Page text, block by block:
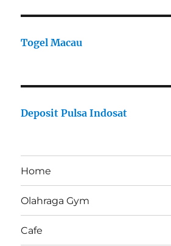
Togel Macau
Deposit Pulsa Indosat
Home
Olahraga Gym
Cafe